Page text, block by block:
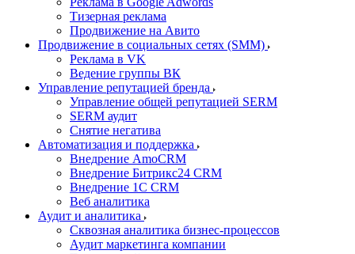
Тизерная реклама
Продвижение на Авито
Продвижение в социальных сетях (SMM)
Реклама в VK
Ведение группы ВК
Управление репутацией бренда
Управление общей репутацией SERM
SERM аудит
Снятие негатива
Автоматизация и поддержка
Внедрение AmoCRM
Внедрение Битрикс24 CRM
Внедрение 1C CRM
Веб аналитика
Аудит и аналитика
Сквозная аналитика бизнес-процессов
Аудит маркетинга компании